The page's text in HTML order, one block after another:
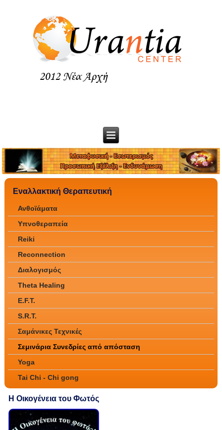
Εναλλακτική Θεραπευτική
Ανθοϊάματα
Υπνοθεραπεία
Reiki
Reconnection
Διαλογισμός
Theta Healing
E.F.T.
S.R.T.
Σαμάνικες Τεχνικές
Σεμινάρια Συνεδρίες από απόσταση
Yoga
Tai Chi - Chi gong
Η Οικογένεια του Φωτός